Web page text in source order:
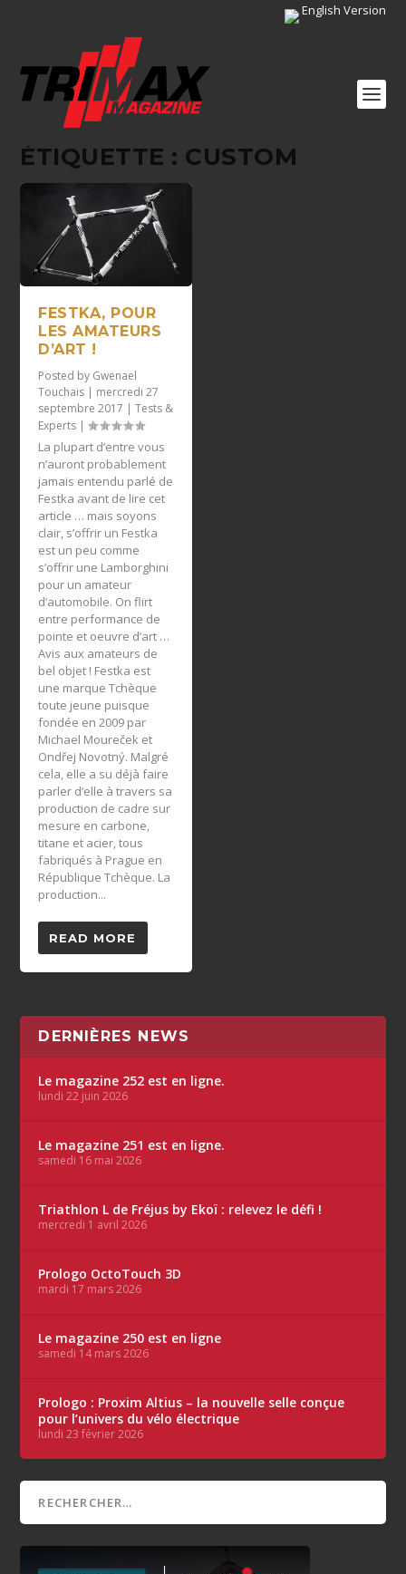
English Version
ÉTIQUETTE : CUSTOM
FESTKA, POUR
LES AMATEURS
D’ART !
Posted by Gwenael
Touchais | mercredi 27
septembre 2017 |Tests &
Experts |
La plupart d’entre vous
n’auront probablement
jamais entendu parlé de
Festka avant de lire cet
article … mais soyons
clair, s’offrir un Festka
est un peu comme
s’offrir une Lamborghini
pour un amateur
d’automobile. On flirt
entre performance de
pointe et oeuvre d’art …
Avis aux amateurs de
bel objet ! Festka est
une marque Tchèque
toute jeune puisque
fondée en 2009 par
Michael Moureček et
Ondřej Novotný. Malgré
cela, elle a su déjà faire
parler d’elle à travers sa
production de cadre sur
mesure en carbone,
titane et acier, tous
fabriqués à Prague en
République Tchèque. La
production...
READ MORE
DERNIÈRES NEWS
Le magazine 252 est en ligne.
lundi 22 juin 2026
Le magazine 251 est en ligne.
samedi 16 mai 2026
Triathlon L de Fréjus by Ekoï : relevez le défi !
mercredi 1 avril 2026
Prologo OctoTouch 3D
mardi 17 mars 2026
Le magazine 250 est en ligne
samedi 14 mars 2026
Prologo : Proxim Altius – la nouvelle selle conçue
pour l’univers du vélo électrique
lundi 23 février 2026